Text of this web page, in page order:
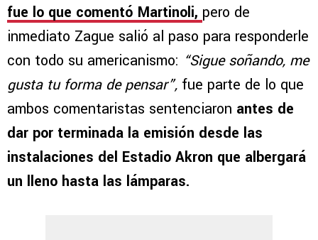
fue lo que comentó Martinoli, pero de
inmediato Zague salió al paso para responderle
con todo su americanismo: “Sigue soñando, me
gusta tu forma de pensar”, fue parte de lo que
ambos comentaristas sentenciaron antes de
dar por terminada la emisión desde las
instalaciones del Estadio Akron que albergará
un lleno hasta las lámparas.